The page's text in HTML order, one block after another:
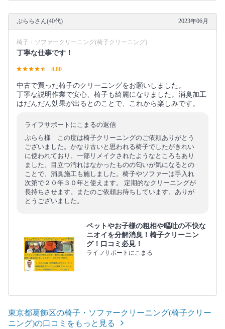
ぷららさん(40代) 2023年06月
椅子・ソファークリーニング(椅子クリーニング)
丁寧な仕事です！
4.80
中古で買った椅子のクリーニングをお願いしました。
丁寧な説明作業で安心、椅子も綺麗になりました。消臭加工
はだんだん効果が出るとのことで、これから楽しみです。
ライフサポートにこまるの返信
ぷらら様 この度は椅子クリーニングのご依頼ありがとう
ございました。かなり古いと思われる椅子でしたがきれい
に使われており、一部リメイクされたようなところもあり
ました。目立つ汚れはなかったものの匂いが気になるとの
ことで、消臭施工も施しました。椅子やソファーは手入れ
次第で２０年３０年と使えます。 定期的なクリーニングが
長持ちさせます。またのご依頼お待ちしています。ありが
とうございました。
ペットやお子様の粗相や嘔吐の不快な
ニオイを分解消臭！椅子クリーニン
グ！口コミ必見！
ライフサポートにこまる
東京都葛飾区の椅子・ソファークリーニング(椅子クリー
ニング)の口コミをもっと見る